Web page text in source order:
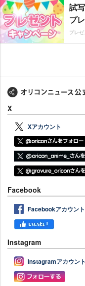
試
プ
プレ
X
Xアカウント
Facebook
Facebookアカウント
Instagram
Instagramアカウント